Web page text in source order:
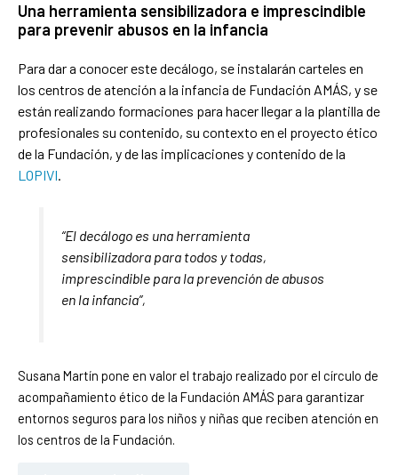
Una herramienta sensibilizadora e imprescindible
para prevenir abusos en la infancia
Para dar a conocer este decálogo, se instalarán carteles en
los centros de atención a la infancia de Fundación AMÁS, y se
están realizando formaciones para hacer llegar a la plantilla de
profesionales su contenido, su contexto en el proyecto ético
de la Fundación, y de las implicaciones y contenido de la
LOPIVI.
“El decálogo es una herramienta
sensibilizadora para todos y todas,
imprescindible para la prevención de abusos
en la infancia”,
Susana Martín pone en valor el trabajo realizado por el círculo de
acompañamiento ético de la Fundación AMÁS para garantizar
entornos seguros para los niños y niñas que reciben atención en
los centros de la Fundación.